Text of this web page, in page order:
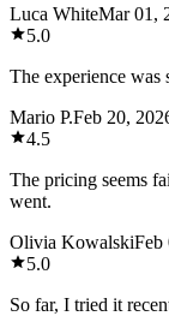
Luca WhiteMar 01,
5.0
The experience was
Mario P.Feb 20,
4.5
The pricing seems
went.
Olivia KowalskiFeb
5.0
So far, I tried it